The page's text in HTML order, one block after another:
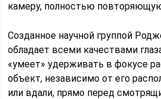
камеру, полностью
Созданное научной группой
обладает всеми качествами
«умеет» удерживать в фокусе
объект, независимо от его
или вдали, прямо перед